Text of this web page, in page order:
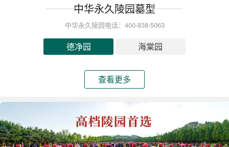
中华永久陵园墓型
中华永久陵园电话：400-838-5063
德净园 海棠园
查看更多